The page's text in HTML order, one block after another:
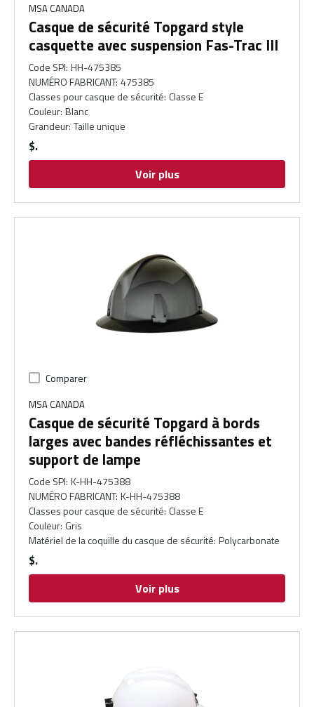
MSA CANADA
Casque de sécurité Topgard style
casquette avec suspension Fas-Trac III
Code SPI: HH-475385
NUMÉRO FABRICANT: 475385
Classes pour casque de sécurité: Classe E
Couleur: Blanc
Grandeur: Taille unique
$
Voir plus
Comparer
MSA CANADA
Casque de sécurité Topgard à bords
larges avec bandes réfléchissantes et
support de lampe
Code SPI: K-HH-475388
NUMÉRO FABRICANT: K-HH-475388
Classes pour casque de sécurité: Classe E
Couleur: Gris
Matériel de la coquille du casque de sécurité: Polycarbonate
$
Voir plus